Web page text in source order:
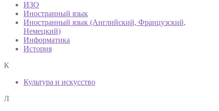
ИЗО
Иностранный язык
Иностранный язык (Английский, Французский,
Немецкий)
Информатика
История
К
Культура и искусство
Л